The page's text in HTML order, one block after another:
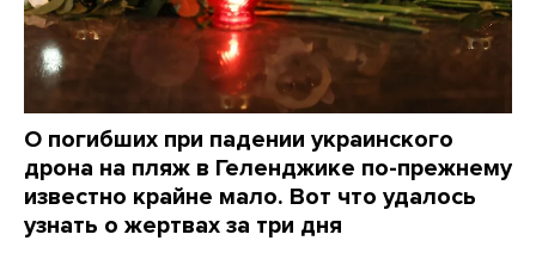
О погибших при падении украинского
дрона на пляж в Геленджике по-прежнему
известно крайне мало. Вот что удалось
узнать о жертвах за три дня